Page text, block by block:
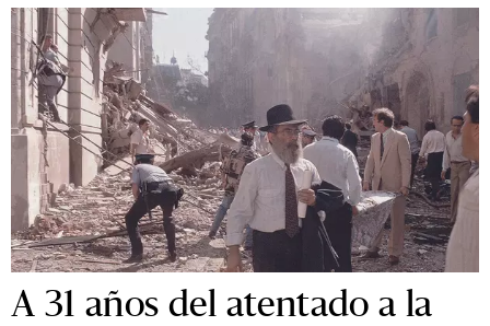
A 31 años del atentado a la